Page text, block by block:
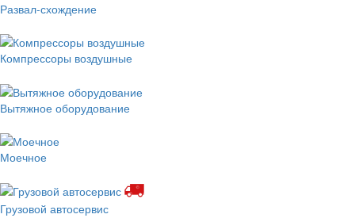
Развал-схождение
Компрессоры воздушные
Вытяжное оборудование
Моечное
Грузовой автосервис